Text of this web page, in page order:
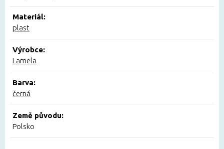
Materiál:
plast
Výrobce:
Lamela
Barva:
černá
Země původu:
Polsko